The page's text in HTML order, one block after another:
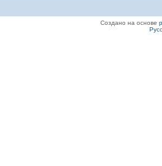
Создано на основе